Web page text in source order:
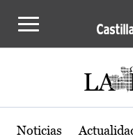
Actualidad de
Noticias